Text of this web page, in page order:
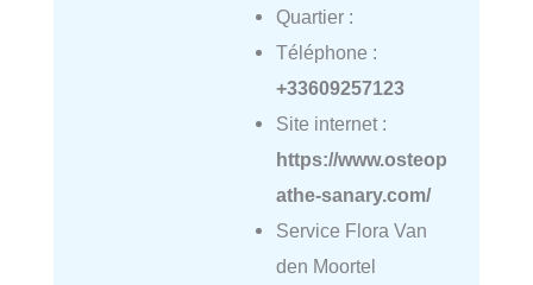
Quartier :
Téléphone :
+33609257123
Site internet :
https://www.osteop
athe-sanary.com/
Service Flora Van
den Moortel